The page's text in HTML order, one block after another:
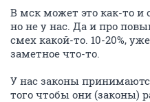
В мск может это как-то и
но не у нас. Да и про
смех какой-то. 10-20%,
заметное что-то.
У нас законы
того чтобы они (законы)